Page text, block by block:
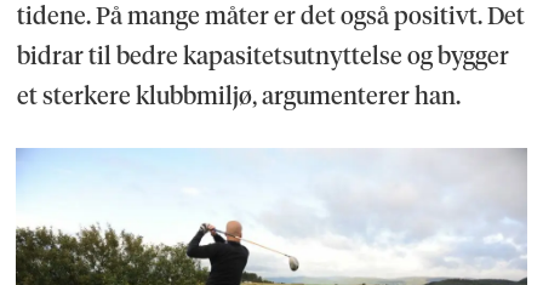
tidene. På mange måter er det også positivt. Det
bidrar til bedre kapasitetsutnyttelse og bygger
et sterkere klubbmiljø, argumenterer han.